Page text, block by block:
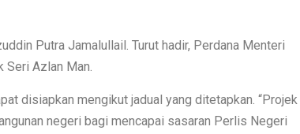
Putra Jamalullail. Turut hadir, Perdana Menteri
Seri Azlan Man.
disiapkan mengikut jadual yang ditetapkan. “Projek
negeri bagi mencapai sasaran Perlis Negeri